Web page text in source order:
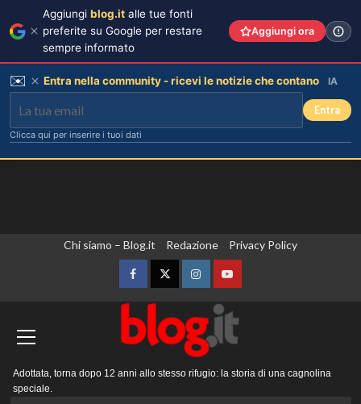
Chi siamo – Blog.it Redazione Privacy Policy
FacebookTwitterInstagramYouTube
principale
Adottata, torna dopo 12 anni allo stesso rifugio: la storia di una cagnolina
speciale.
Aggiungi blog.it alle tue fonti
preferite su Google per restare
sempre informato
Aggiungi ora
✉️ Entra nella community - ricevi le notizie che contano IA
Entra
Clicca qui per inserire i tuoi dati